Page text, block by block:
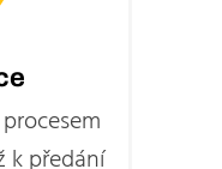
k předání